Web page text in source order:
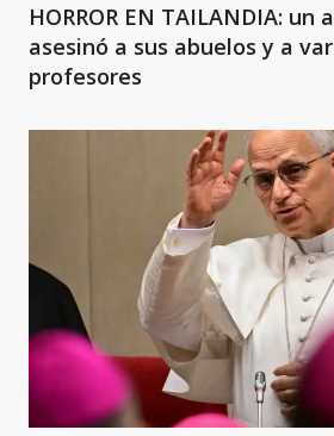
HORROR EN TAILANDIA: un
asesinó a sus abuelos y a
profesores